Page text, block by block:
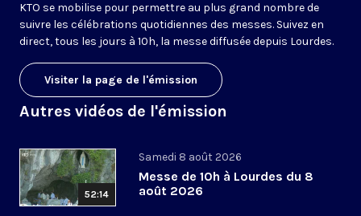
KTO se mobilise pour permettre au plus grand nombre de
suivre les célébrations quotidiennes des messes. Suivez en
direct, tous les jours à 10h, la messe diffusée depuis Lourdes.
Visiter la page de l'émission
Autres vidéos de l'émission
52:14
Samedi 8 août 2026
Messe de 10h à Lourdes du 8
août 2026